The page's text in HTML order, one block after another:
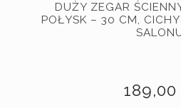
DUŻY ZEGAR
POŁYSK – 30 CM,
189,00